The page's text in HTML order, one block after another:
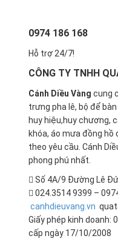
0974 186 168
Hỗ trợ 24/7!
CÔNG TY TNHH
Cánh Diều Vàng cung
trưng pha lê, bộ để
huy hiệu,huy chương,
khóa, áo mưa đồng
theo yêu cầu. Cánh
phong phú nhất.
Số 4A/9 Đường Lê
024.3514 9399 –
canhdieuvang.vn
Giấy phép kinh doanh:
cấp ngày 17/10/2008